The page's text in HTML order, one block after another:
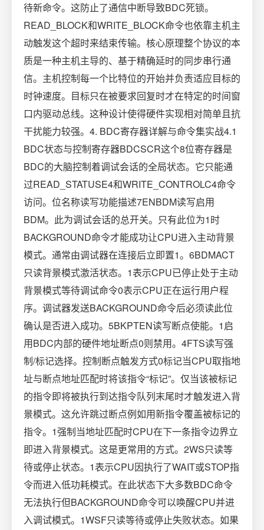
待新命令。这防止了通信中断导致BDC死锁。
READ_BLOCK和WRITE_BLOCK命令也依靠主机主
动触发这个超时来结束传输。核心原理整个协议的本
质是一种主机主导的、基于精确延时的同步串行通
信。主机控制每一个比特位的开始并负责适应目标的
时钟速度。目标只在被要求回复时才在特定的时间窗
口内驱动总线。这种设计使得硬件实现相对简单且抗
干扰能力较强。4. BDC寄存器详解与命令集实战4.1
BDC状态与控制寄存器BDCSCR这个8位寄存器是
BDC的大脑控制着调试会话的全局状态。它只能通
过READ_STATUSE4和WRITE_CONTROLC4命令
访问。位名称读写功能描述7ENBDM读写启用
BDM。此为调试会话的总开关。只有此位为1时
BACKGROUND命令才能成功让CPU进入主动背景
模式。通常由调试器在连接后立即置1。6BDMACT
只读背景模式激活状态。1表示CPU已停止处于主动
背景模式等待调试命令0表示CPU正在运行用户程
序。调试器发送BACKGROUND命令后必须读此位
确认是否进入成功。5BKPTEN读写断点使能。1启
用BDC内部的硬件地址断点0则禁用。4FTS读写强
制/标记选择。控制断点触发方式0标记当CPU取指地
址与断点地址匹配时将该指令“标记”。仅当该被标记
的指令即将被执行到达指令队列末尾时才触发进入背
景模式。这允许跳过断点例如用新指令覆盖被标记的
指令。1强制当地址匹配时CPU在下一条指令边界立
即进入背景模式。这是更常用的方式。2WS只读等
待或停止状态。1表示CPU因执行了WAIT或STOP指
令而进入低功耗模式。在此状态下大多数BDC命令
无法执行但BACKGROUND命令可以唤醒CPU并进
入调试模式。1WSF只读等待或停止失败状态。如果